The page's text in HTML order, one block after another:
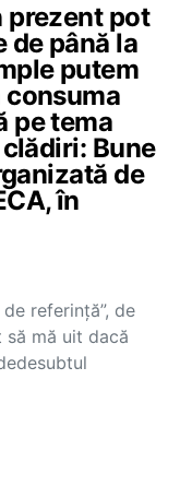
prezent pot
de până la
putem
pe tema
Bune
de
în
referință”, de
să mă uit dacă